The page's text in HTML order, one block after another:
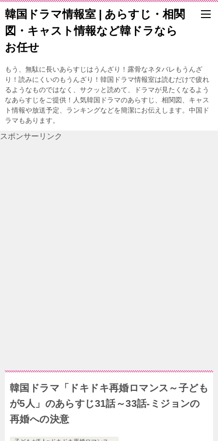
韓国ドラマ情報室 | あらすじ・相関
図・キャスト情報など韓ドラなら
お任せ
もう、無駄に長いあらすじはうんざり！露骨なネタバレもうんざ
り！読みにくいのもうんざり！韓国ドラマ情報室は読むだけで疲れ
るようなものではなく、サクッと読めて、ドラマが見たくなるよう
なあらすじをご提供！人気韓国ドラマのあらすじ、相関図、キャス
ト情報や放送予定、ランキングなどを簡潔にお伝えします。中国ド
ラマもあります。
スポンサーリンク
韓国ドラマ「ドキドキ再婚ロマンス～子ども
が5人」のあらすじ31話～33話-ミジョンの
再婚への決意